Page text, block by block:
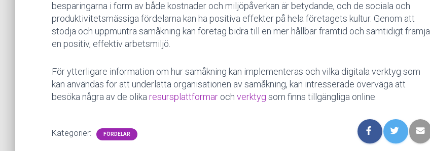
besparingarna i form av både kostnader och miljöpåverkan är betydande, och de sociala och
produktivitetsmässiga fördelarna kan ha positiva effekter på hela företagets kultur. Genom att
stödja och uppmuntra samåkning kan företag bidra till en mer hållbar framtid och samtidigt främja
en positiv, effektiv arbetsmiljö.
För ytterligare information om hur samåkning kan implementeras och vilka digitala verktyg som
kan användas för att underlätta organisationen av samåkning, kan intresserade överväga att
besöka några av de olika resursplattformar och verktyg som finns tillgängliga online.
Kategorier: FÖRDELAR